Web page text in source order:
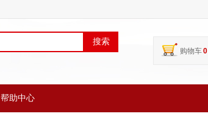
购物车0
搜索
帮助中心